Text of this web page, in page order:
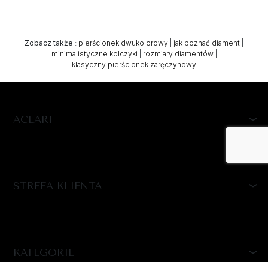
Zobacz także : pierścionek dwukolorowy jak poznać diament
minimalistyczne kolczyki
rozmiary diamentów|
klasyczny pierścionek zaręczynowy
ACLARI
STREFA KLIENTA
KATEGORIE